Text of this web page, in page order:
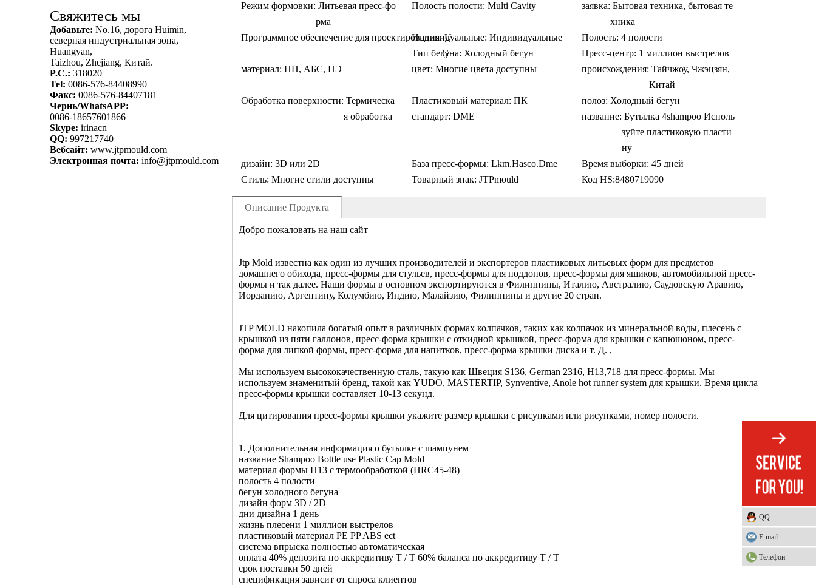
Свяжитесь мы
Добавьте: No.16, дорога Huimin,
северная индустриальная зона,
Huangyan,
Taizhou, Zhejiang, Китай.
P.C.: 318020
Tel: 0086-576-84408990
Факс: 0086-576-84407181
Чернь/WhatsAPP:
0086-18657601866
Skype: irinacn
QQ: 997217740
Вебсайт: www.jtpmould.com
Электронная почта: info@jtpmould.com
Режим формовки: Литьевая пресс-фо
рма
Полость полости: Multi Cavity заявка: Бытовая техника, бытовая те
хника
Программное обеспечение для проектирования:U
G
Индивидуальные: Индивидуальные Полость: 4 полости
Тип бегуна: Холодный бегун Пресс-центр: 1 миллион выстрелов
материал: ПП, АБС, ПЭ цвет: Многие цвета доступны происхождения: Тайчжоу, Чжэцзян,
Китай
Обработка поверхности: Термическа
я обработка
Пластиковый материал: ПК полоз: Холодный бегун
стандарт: DME название: Бутылка 4shampoo Исполь
зуйте пластиковую пласти
ну
дизайн: 3D или 2D База пресс-формы: Lkm.Hasco.Dme Время выборки: 45 дней
Стиль: Многие стили доступны Товарный знак: JTPmould Код HS:8480719090
Описание Продукта
Добро пожаловать на наш сайт
Jtp Mold известна как один из лучших производителей и экспортеров пластиковых литьевых форм для предметов
домашнего обихода, пресс-формы для стульев, пресс-формы для поддонов, пресс-формы для ящиков, автомобильной пресс-
формы и так далее. Наши формы в основном экспортируются в Филиппины, Италию, Австралию, Саудовскую Аравию,
Иорданию, Аргентину, Колумбию, Индию, Малайзию, Филиппины и другие 20 стран.
JTP MOLD накопила богатый опыт в различных формах колпачков, таких как колпачок из минеральной воды, плесень с
крышкой из пяти галлонов, пресс-форма крышки с откидной крышкой, пресс-форма для крышки с капюшоном, пресс-
форма для липкой формы, пресс-форма для напитков, пресс-форма крышки диска и т. Д. ,
Мы используем высококачественную сталь, такую ​​как Швеция S136, German 2316, H13,718 для пресс-формы. Мы
используем знаменитый бренд, такой как YUDO, MASTERTIP, Synventive, Anole hot runner system для крышки. Время цикла
пресс-формы крышки составляет 10-13 секунд.
Для цитирования пресс-формы крышки укажите размер крышки с рисунками или рисунками, номер полости.
1. Дополнительная информация о бутылке с шампунем
название Shampoo Bottle use Plastic Cap Mold
материал формы H13 с термообработкой (HRC45-48)
полость 4 полости
бегун холодного бегуна
дизайн форм 3D / 2D
дни дизайна 1 день
жизнь плесени 1 миллион выстрелов
пластиковый материал PE PP ABS ect
система впрыска полностью автоматическая
оплата 40% депозита по аккредитиву T / T 60% баланса по аккредитиву T / T
срок поставки 50 дней
спецификация зависит от спроса клиентов
QQ
E-mail
Телефон